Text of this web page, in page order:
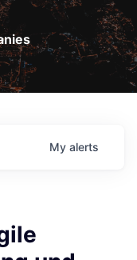
My alerts